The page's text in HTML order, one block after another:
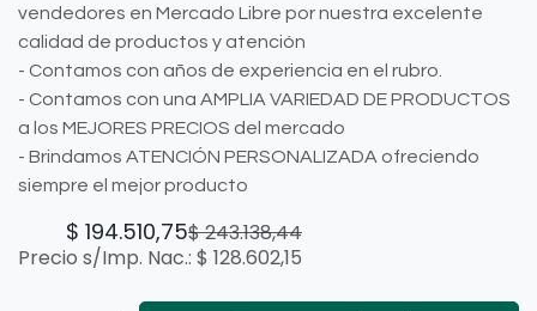
vendedores en Mercado Libre por nuestra excelente
calidad de productos y atención
- Contamos con años de experiencia en el rubro.
- Contamos con una AMPLIA VARIEDAD DE PRODUCTOS
a los MEJORES PRECIOS del mercado
- Brindamos ATENCIÓN PERSONALIZADA ofreciendo
siempre el mejor producto
$ 194.510,75$243.138,44
Precio s/Imp. Nac.: $ 128.602,15